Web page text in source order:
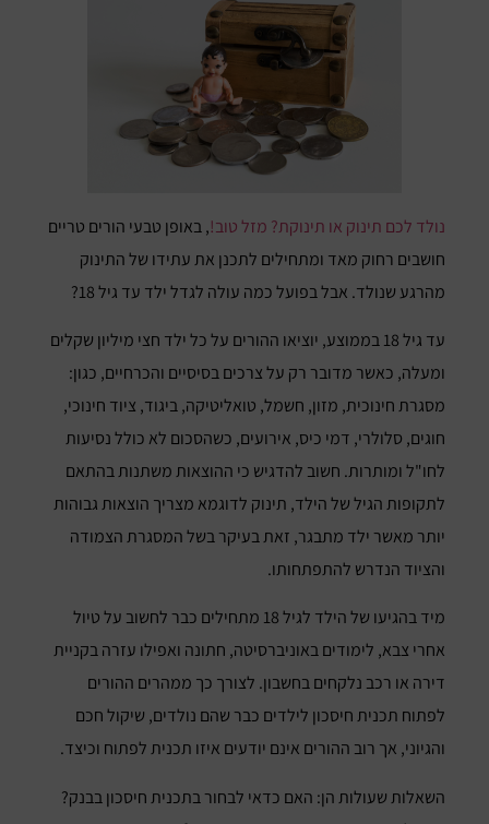
נולד לכם תינוק או תינוקת? מזל טוב!, באופן טבעי הורים טריים
חושבים רחוק מאד ומתחילים לתכנן את עתידו של התינוק
מהרגע שנולד. אבל בפועל כמה עולה לגדל ילד עד גיל 18?
עד גיל 18 בממוצע, יוציאו ההורים על כל ילד חצי מיליון שקלים
ומעלה, כאשר מדובר רק על צרכים בסיסיים והכרחיים, כגון:
מסגרת חינוכית, מזון, חשמל, טואליטיקה, ביגוד, ציוד חינוכי,
חוגים, סלולרי, דמי כיס, אירועים, כשהסכום לא כולל נסיעות
לחו"ל ומותרות. חשוב להדגיש כי ההוצאות משתנות בהתאם
לתקופות הגיל של הילד, תינוק לדוגמא מצריך הוצאות גבוהות
יותר מאשר ילד מתבגר, זאת בעיקר בשל המסגרת הצמודה
והציוד הנדרש להתפתחותו.
מיד בהגיעו של הילד לגיל 18 מתחילים כבר לחשוב על טיול
אחרי צבא, לימודים באוניברסיטה, חתונה ואפילו עזרה בקניית
דירה או רכב נלקחים בחשבון. לצורך כך ממהרים ההורים
לפתוח תכנית חיסכון לילדים כבר שהם נולדים, שיקול חכם
והגיוני, אך רוב ההורים אינם יודעים איזו תכנית לפתוח וכיצד.
השאלות שעולות הן: האם כדאי לבחור בתכנית חיסכון בבנק?